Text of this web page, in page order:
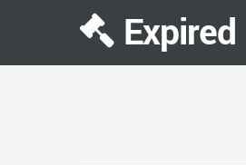
Expired